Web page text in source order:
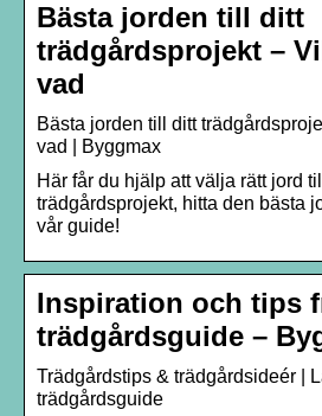
Bästa jorden till ditt
trädgårdsprojekt –
vad
Bästa jorden till ditt
vad | Byggmax
Här får du hjälp att välja rätt jord
trädgårdsprojekt, hitta den bästa
vår guide!
Inspiration och tips
trädgårdsguide –
Trädgårdstips & trädgårdsideér |
trädgårdsguide